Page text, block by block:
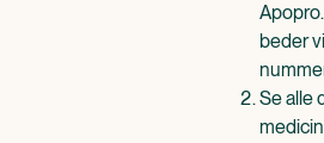
beder
Se alle